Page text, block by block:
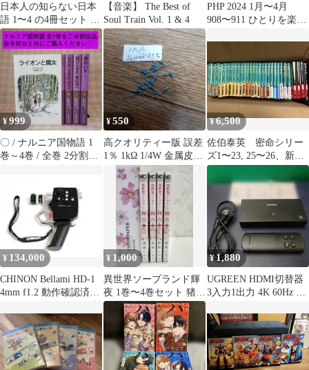
日本人の知らない日本
語 1〜4 の4冊セット 完
結作品
【音楽】 The Best of
Soul Train Vol. 1 & 4
PHP 2024 1月〜4月
908〜911 ひとりを楽し
¥999
〇 / ナルニア国物語 1
巻～4巻 / 全巻 2分割出
¥550
高クオリティー版 誤差
1％ 1kΩ 1/4W 金属皮膜
抵抗 20本セット
¥6,500
佐伯泰英 密命シリー
ズ1〜23, 25〜26、新・
酔いどれ小籐次シリー
ズ1〜4巻
¥ 134,000
CHINON Bellami HD-1
4mm f1.2 動作確認済
¥ 1,000
異世界ソープランド輝
夜 1巻〜4巻セット 猪熊
しのぶ
¥1,880
UGREEN HDMI切替器
3入力1出力 4K 60Hz リ